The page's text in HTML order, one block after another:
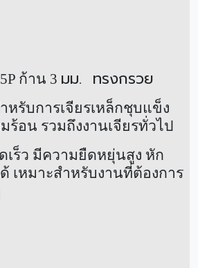
ก้าน 3 มม. ทรงกรวย
หรับการเจียรเหล็กชุบแข็ง
ร้อน รวมถึงงานเจียรทั่วไป
เร็ว มีความยืดหยุ่นสูง หัก
เหมาะสำหรับงานที่ต้องการ